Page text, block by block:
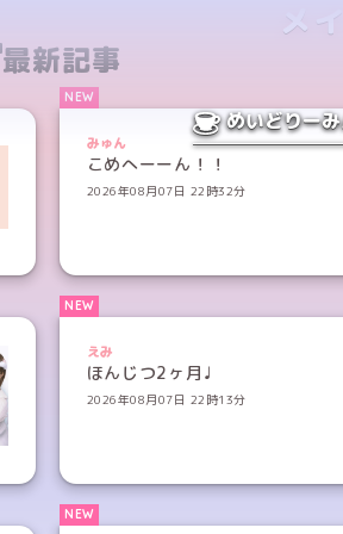
めいどりー
メ
最新記事
みゅん
こめへーーん！！
2026年08月07日 22時32分
えみ
ほんじつ2ヶ月♩
2026年08月07日 22時13分